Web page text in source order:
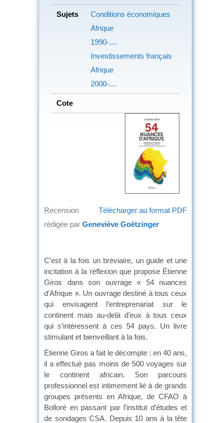
Sujets
Conditions économiques
Afrique
1990-....
Investissements français
Afrique
2000-....
Cote
Télécharger au format PDF
Recension
rédigée par Geneviève Goëtzinger
C’est à la fois un bréviaire, un guide et une
incitation à la réflexion que propose Étienne
Giros dans son ouvrage « 54 nuances
d’Afrique ». Un ouvrage destiné à tous ceux
qui envisagent l’entreprenariat sur le
continent mais au-delà d’eux à tous ceux
qui s’intéressent à ces 54 pays. Un livre
stimulant et bienveillant à la fois.
Étienne Giros a fait le décompte : en 40 ans,
il a effectué pas moins de 500 voyages sur
le continent africain. Son parcours
professionnel est intimement lié à de grands
groupes présents en Afrique, de CFAO à
Bolloré en passant par l’institut d’études et
de sondages CSA. Depuis 10 ans à la tête